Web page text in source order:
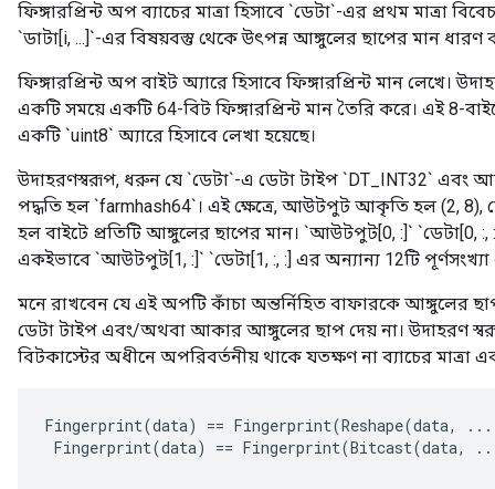
ফিঙ্গারপ্রিন্ট অপ ব্যাচের মাত্রা হিসাবে `ডেটা`-এর প্রথম মাত্রা
`ডাটা[i, ...]`-এর বিষয়বস্তু থেকে উৎপন্ন আঙ্গুলের ছাপের মান ধারণ
ফিঙ্গারপ্রিন্ট অপ বাইট অ্যারে হিসাবে ফিঙ্গারপ্রিন্ট মান লেখে।
একটি সময়ে একটি 64-বিট ফিঙ্গারপ্রিন্ট মান তৈরি করে। এই 8-
একটি `uint8` অ্যারে হিসাবে লেখা হয়েছে।
উদাহরণস্বরূপ, ধরুন যে `ডেটা`-এ ডেটা টাইপ `DT_INT32` এবং
পদ্ধতি হল `farmhash64`। এই ক্ষেত্রে, আউটপুট আকৃতি হল (2, 8),
হল বাইটে প্রতিটি আঙ্গুলের ছাপের মান। `আউটপুট[0, :]` `ডেটা[0, :,
একইভাবে `আউটপুট[1, :]` `ডেটা[1, :, :] এর অন্যান্য 12টি পূর্ণসংখ্যা
মনে রাখবেন যে এই অপটি কাঁচা অন্তর্নিহিত বাফারকে আঙ্গুলের
ডেটা টাইপ এবং/অথবা আকার আঙ্গুলের ছাপ দেয় না। উদাহরণ
বিটকাস্টের অধীনে অপরিবর্তনীয় থাকে যতক্ষণ না ব্যাচের মাত্রা
Fingerprint(data) == Fingerprint(Reshape(data,
Fingerprint(data) == Fingerprint(Bitcast(data,